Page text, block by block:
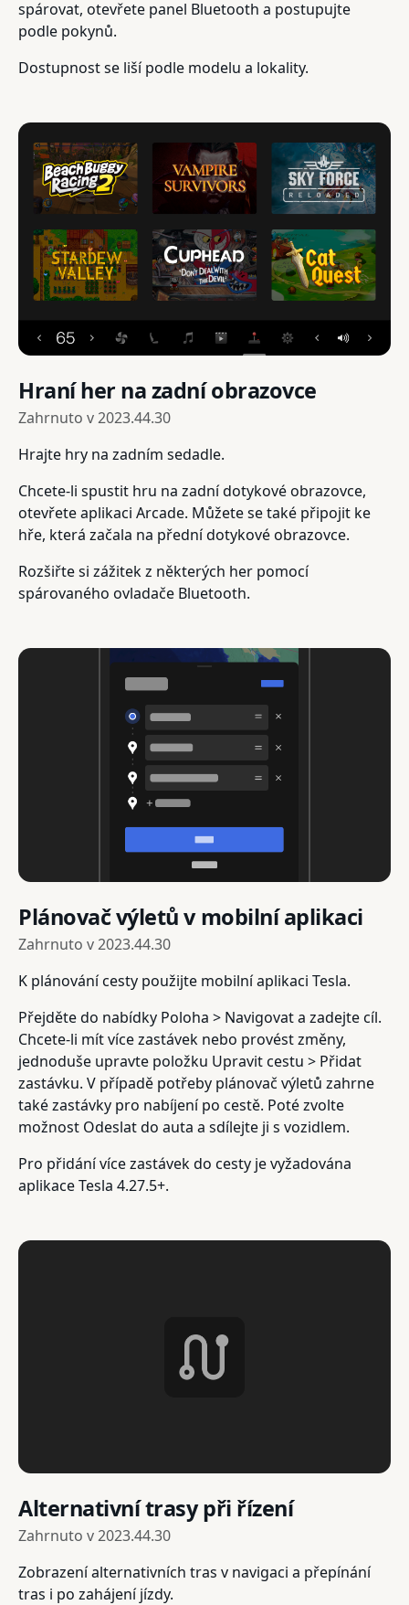
spárovat, otevřete panel Bluetooth a postupujte
podle pokynů.
Dostupnost se liší podle modelu a lokality.
Hraní her na zadní obrazovce
Zahrnuto v2023.44.30
Hrajte hry na zadním sedadle.
Chcete-li spustit hru na zadní dotykové obrazovce,
otevřete aplikaci Arcade. Můžete se také připojit ke
hře, která začala na přední dotykové obrazovce.
Rozšiřte si zážitek z některých her pomocí
spárovaného ovladače Bluetooth.
Plánovač výletů v mobilní aplikaci
Zahrnuto v2023.44.30
K plánování cesty použijte mobilní aplikaci Tesla.
Přejděte do nabídky Poloha > Navigovat a zadejte cíl.
Chcete-li mít více zastávek nebo provést změny,
jednoduše upravte položku Upravit cestu > Přidat
zastávku. V případě potřeby plánovač výletů zahrne
také zastávky pro nabíjení po cestě. Poté zvolte
možnost Odeslat do auta a sdílejte ji s vozidlem.
Pro přidání více zastávek do cesty je vyžadována
aplikace Tesla 4.27.5+.
Alternativní trasy při řízení
Zahrnuto v2023.44.30
Zobrazení alternativních tras v navigaci a přepínání
tras i po zahájení jízdy.